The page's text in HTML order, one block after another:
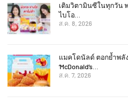
เติมวิตามินซีในทุกวัน
ไบโอ…
ส.ค. 8, 2026
แมคโดนัลด์ ตอกย้ำพลั
‘McDonald’s…
ส.ค. 7, 2026